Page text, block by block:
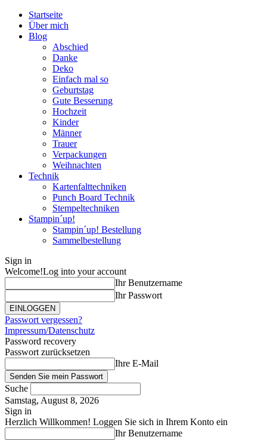
Startseite
Über mich
Blog
Abschied
Danke
Deko
Einfach mal so
Geburtstag
Gute Besserung
Hochzeit
Kinder
Männer
Trauer
Verpackungen
Weihnachten
Technik
Kartenfalttechniken
Punch Board Technik
Stempeltechniken
Stampin´up!
Stampin´up! Bestellung
Sammelbestellung
Sign in
Welcome!Log into your account
Ihr Benutzername
Ihr Passwort
Passwort vergessen?
Impressum/Datenschutz
Password recovery
Passwort zurücksetzen
Ihre E-Mail
Suche
Samstag, August 8, 2026
Sign in
Herzlich Willkommen! Loggen Sie sich in Ihrem Konto ein
Ihr Benutzername